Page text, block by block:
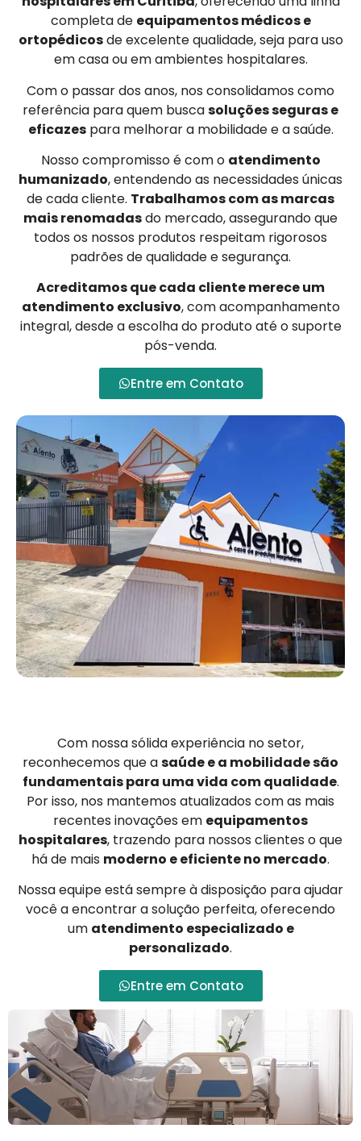
completa de equipamentos médicos e
ortopédicosde excelente qualidade, seja para uso
em casa ou em ambientes hospitalares.
Com o passar dos anos, nos consolidamos como
referência para quem buscasoluções seguras e
eficazespara melhorar a mobilidade e a saúde.
Nosso compromisso é com o atendimento
humanizado, entendendo as necessidades únicas
de cada cliente. Trabalhamos com as marcas
mais renomadasdo mercado, assegurando que
todos os nossos produtos respeitam rigorosos
padrões de qualidade e segurança.
Acreditamos que cada cliente merece um
atendimento exclusivo, com acompanhamento
integral, desde a escolha do produto até o suporte
pós-venda.
Entre em Contato
Com nossa sólida experiência no setor,
reconhecemos que asaúde e a mobilidade são
fundamentais para uma vida com qualidade.
Por isso, nos mantemos atualizados com as mais
recentes inovações em equipamentos
hospitalares, trazendo para nossos clientes o que
há de mais moderno e eficiente no mercado.
Nossa equipe está sempre à disposição para ajudar
você a encontrar a solução perfeita, oferecendo
um atendimento especializado e
personalizado.
Entre em Contato